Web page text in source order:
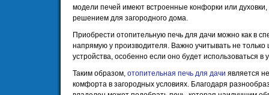
модели печей имеют встроенные конфорки или
решением для загородного дома.
Приобрести отопительную печь для дачи можно как в
напрямую у производителя. Важно учитывать не только
устройства, особенно если оно будет использоваться в
Таким образом, отопительная печь для дачи является
комфорта в загородных условиях. Благодаря